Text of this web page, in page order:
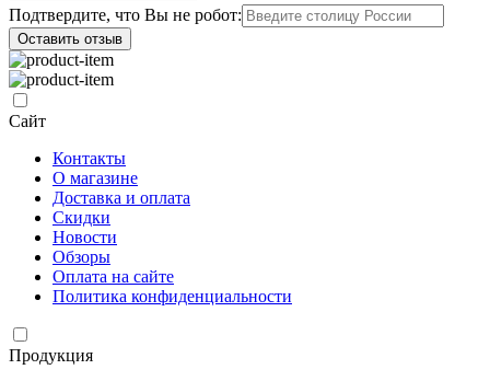
Подтвердите, что Вы не робот:
Оставить отзыв
Сайт
Контакты
О магазине
Доставка и оплата
Скидки
Новости
Обзоры
Оплата на сайте
Политика конфиденциальности
Продукция